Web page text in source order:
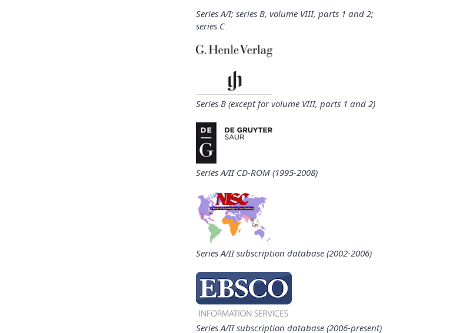
Series A/I; series B, volume VIII, parts 1 and 2;
series C
Series B (except for volume VIII, parts 1 and 2)
Series A/II CD-ROM (1995-2008)
Series A/II subscription database (2002-2006)
Series A/II subscription database (2006-present)